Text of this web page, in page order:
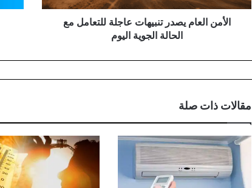
الجوية
الأمن العام يصدر تنبيهات عاجلة للتعامل مع
الحالة الجوية اليوم
في
مقالات ذات صلة